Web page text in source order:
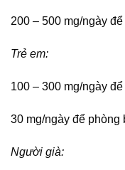
200 – 500 mg/ngày
Trẻ em:
100 – 300 mg/ngày
30 mg/ngày để phòng
Người già: